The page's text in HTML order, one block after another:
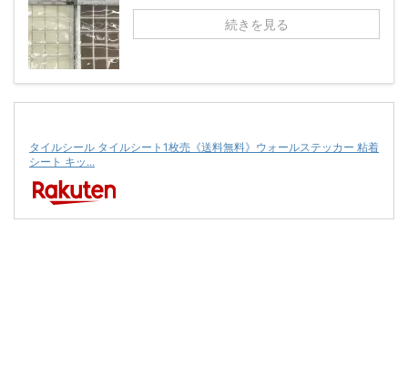
続きを見る
タイルシール タイルシート1枚売《送料無料》ウォールステッカー 粘着
シート キッ...